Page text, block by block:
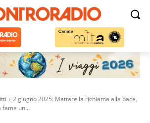
2 giugno 2025: Mattarella richiama alla pace,
un...